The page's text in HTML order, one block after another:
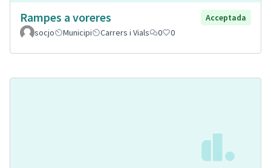
Rampes a voreres
Acceptada
socjo
Municipi Carrers i Vials 0 0